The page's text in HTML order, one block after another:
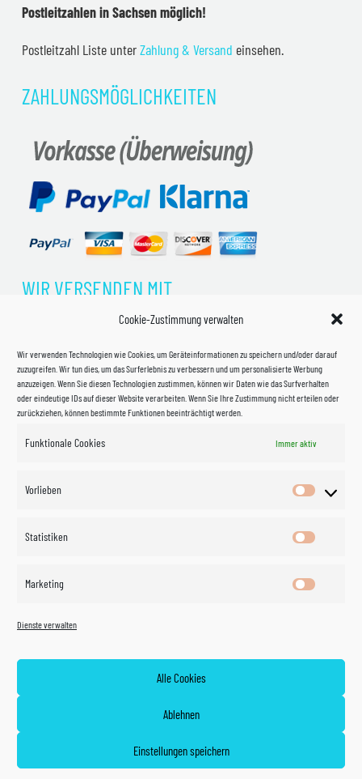
Cookie-Zustimmung verwalten
Wir verwenden Technologien wie Cookies, um Geräteinformationen zu speichern und/oder darauf
zuzugreifen. Wir tun dies, um das Surferlebnis zu verbessern und um personalisierte Werbung
anzuzeigen. Wenn Sie diesen Technologien zustimmen, können wir Daten wie das Surfverhalten
oder eindeutige IDs auf dieser Website verarbeiten. Wenn Sie Ihre Zustimmung nicht erteilen oder
zurückziehen, können bestimmte Funktionen beeinträchtigt werden.
Funktionale Cookies Immer aktiv
Vorlieben
Vorlieben
Statistiken
Marketing
Dienste verwalten
Alle Cookies
Ablehnen
Einstellungen speichern
Postleitzahlen in Sachsen möglich!
Postleitzahl Liste unterZahlung & Versand einsehen.
ZAHLUNGSMÖGLICHKEITEN
WIR VERSENDEN MIT
©